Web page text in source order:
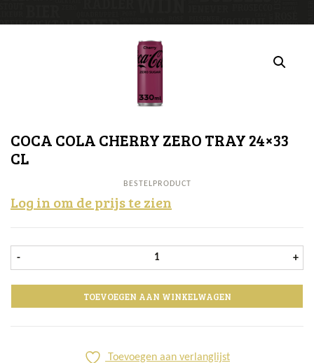
COCA COLA CHERRY ZERO TRAY 24×33
CL
BESTELPRODUCT
Log in om de prijs te zien
- Coca Cola Cherry ZERO tray 24x33
+
TOEVOEGEN AAN WINKELWAGEN
Toevoegen aan verlanglijst